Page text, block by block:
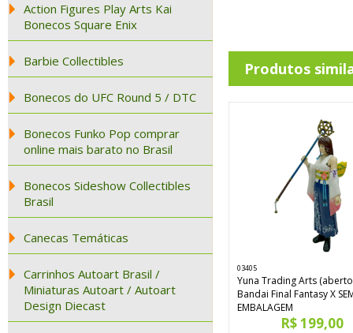
Action Figures Play Arts Kai
Bonecos Square Enix
Barbie Collectibles
Bonecos do UFC Round 5 / DTC
Bonecos Funko Pop comprar
online mais barato no Brasil
Bonecos Sideshow Collectibles
Brasil
Canecas Temáticas
Carrinhos Autoart Brasil /
Miniaturas Autoart / Autoart
Design Diecast
Produtos
03405
Yuna Trading Arts
Bandai Final Fantasy X
EMBALAGEM
R$ 199,00